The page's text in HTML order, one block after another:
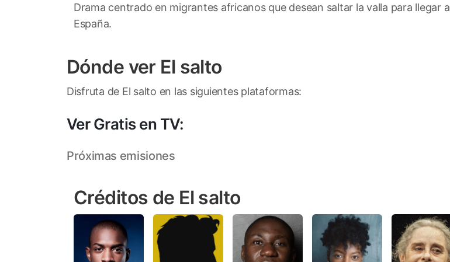
Drama centrado en migrantes africanos que desean saltar la valla para llegar a
España.
Dónde ver El salto
Disfruta de El salto en las siguientes plataformas:
Ver Gratis en TV:
Próximas emisiones
Créditos de El salto